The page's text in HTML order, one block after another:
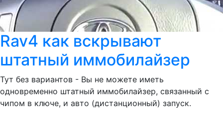
Rav4 как вскрывают
штатный иммобилайзер
Тут без вариантов - Вы не можете иметь
одновременно штатный иммобилайзер, связанный с
чипом в ключе, и авто (дистанционный) запуск.